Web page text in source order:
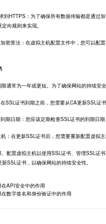
到HTTPS：为了确保所有数据传输都是通过
向规则来实现。
密算法：在虚拟主机配置文件中，您可以配
通常为一年或更短。为了确保网站的持续安
SSL证书到期之前，您需要从CA更新SSL证
期日期：您应该定期检查SSL证书的到期日期
：在更新SSL证书后，您需要重新配置虚拟
、配置虚拟主机以使用SSL证书、管理SSL证
SSL证书，以确保网站的持续安全性。
API安全中的作用
数字签名和身份验证中的作用